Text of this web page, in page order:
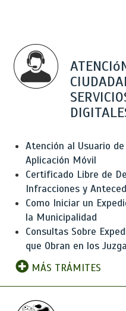
Atención al Usuario
Aplicación Móvil
Certificado Libre de
Infracciones y
Como Iniciar un
la Municipalidad
Consultas Sobre
que Obran en los
MÁS TRÁMITES